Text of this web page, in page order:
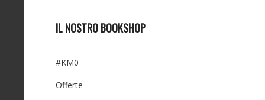
IL NOSTRO BOOKSHOP
#KM0
Offerte